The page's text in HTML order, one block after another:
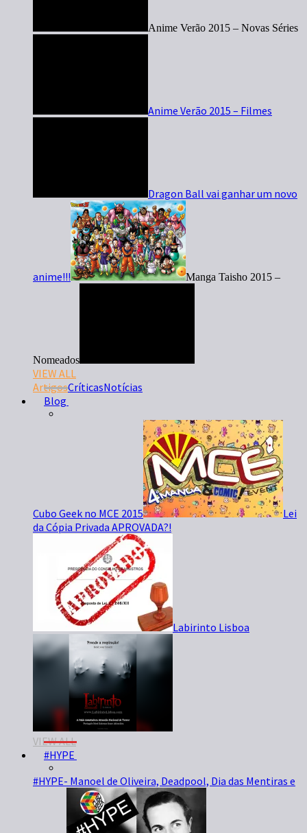
Anime Verão 2015 – Novas Séries
Anime Verão 2015 – Filmes
Dragon Ball vai ganhar um novo
anime!!! Manga Taisho 2015 –
Nomeados
VIEW ALL
ArtigosCríticasNotícias
Blog
Cubo Geek no MCE 2015
Lei
da Cópia Privada APROVADA?!
Labirinto Lisboa
VIEW ALL
#HYPE
#HYPE- Manoel de Oliveira, Deadpool, Dia das Mentiras e